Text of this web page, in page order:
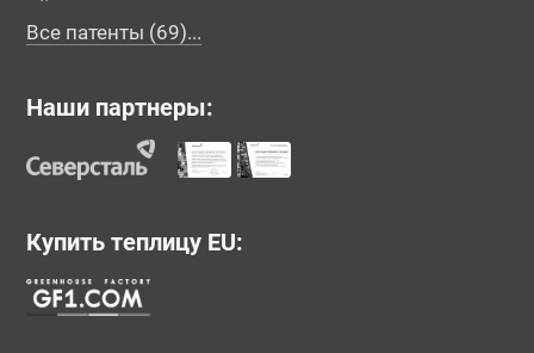
Все патенты (69)...
Наши партнеры:
Купить теплицу EU: